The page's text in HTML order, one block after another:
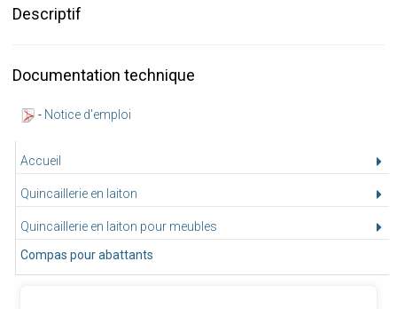
Accueil
Quincaillerie en laiton
Quincaillerie en laiton pour meubles
Compas pour abattants
Descriptif
Documentation technique
- Notice d'emploi